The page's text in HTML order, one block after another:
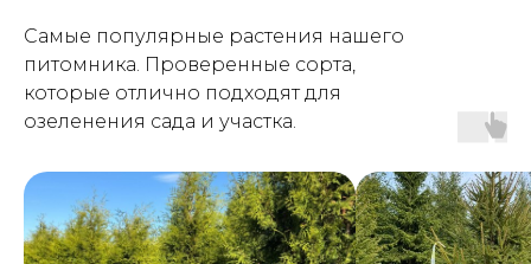
Самые популярные растения нашего
питомника. Проверенные сорта,
которые отлично подходят для
озеленения сада и участка.